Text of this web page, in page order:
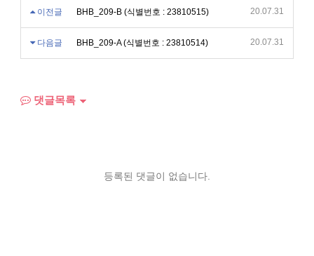
이전글 BHB_209-B (식별번호 : 23810515) 20.07.31
다음글 BHB_209-A (식별번호 : 23810514) 20.07.31
댓글목록
등록된 댓글이 없습니다.